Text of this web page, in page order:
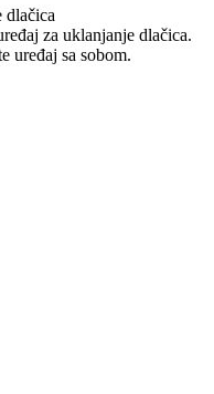
dlačica
za uklanjanje dlačica.
uređaj sa sobom.